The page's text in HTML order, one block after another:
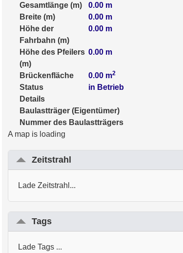
Gesamtlänge (m)
0.00 m
Breite (m)
0.00 m
Höhe der
Fahrbahn (m)
0.00 m
Höhe des Pfeilers
(m)
0.00 m
Brückenfläche 0.00 m2
Status
in Betrieb
Details
Baulastträger (Eigentümer)
Nummer des Baulastträgers
A map is loading
Zeitstrahl
Lade Zeitstrahl...
Tags
Lade Tags ...